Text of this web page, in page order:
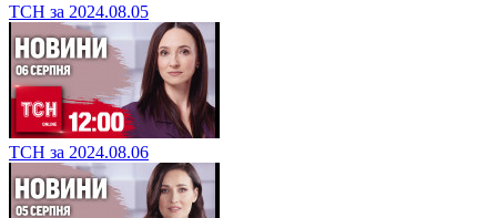
ТСН за 2024.08.05
ТСН за 2024.08.06